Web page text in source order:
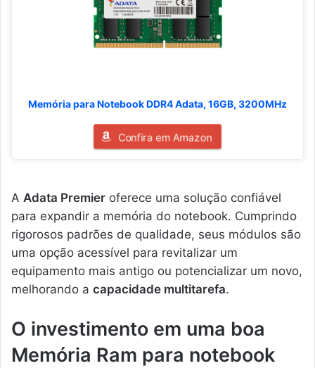
Memória para Notebook DDR4 Adata, 16GB, 3200MHz
Confira em Amazon
A Adata Premier oferece uma solução confiável
para expandir a memória do notebook. Cumprindo
rigorosos padrões de qualidade, seus módulos são
uma opção acessível para revitalizar um
equipamento mais antigo ou potencializar um novo,
melhorando a capacidade multitarefa.
O investimento em uma boa
Memória Ram para notebook